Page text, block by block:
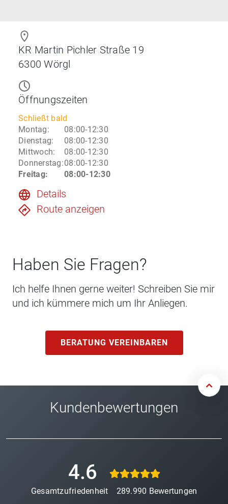
KR Martin Pichler Straße 19
6300 Wörgl
Öffnungszeiten
Schließt bald
Montag:
08:00-12:30
Dienstag:
08:00-12:30
Mittwoch:
08:00-12:30
Donnerstag:08:00-12:30
Freitag: 08:00-12:30
Details
Route anzeigen
Haben Sie Fragen?
Ich helfe Ihnen gerne weiter! Schreiben Sie mir
und ich kümmere mich um Ihr Anliegen.
BERATUNG VEREINBAREN
Kundenbewertungen
4.6
Gesamtzufriedenheit 289.990 Bewertungen